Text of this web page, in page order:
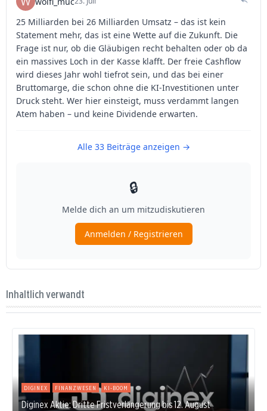
Inhaltlich verwandt
DIGINEX FINANZWESEN KI-BOOM
Diginex Aktie: Dritte Fristverlängerung bis 12. August